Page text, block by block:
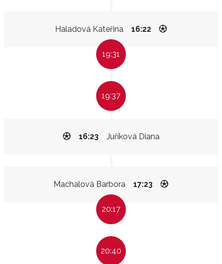
Haladová Kateřina 16:22
19:31
19:37
Juříková Diana
16:23
Machalová Barbora 17:23
20:17
20:40